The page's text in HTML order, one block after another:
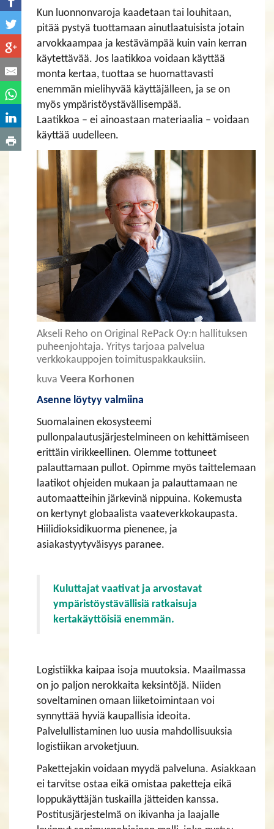
Kun luonnonvaroja kaadetaan tai louhitaan,
pitää pystyä tuottamaan ainutlaatuisista jotain
arvokkaampaa ja kestävämpää kuin vain kerran
käytettävää. Jos laatikkoa voidaan käyttää
monta kertaa, tuottaa se huomattavasti
enemmän mielihyvää käyttäjälleen, ja se on
myös ympäristöystävällisempää.
Laatikkoa – ei ainoastaan materiaalia – voidaan
käyttää uudelleen.
Akseli Reho on Original RePack Oy:n hallituksen
puheenjohtaja. Yritys tarjoaa palvelua
verkkokauppojen toimituspakkauksiin.
kuva Veera Korhonen
Asenne löytyy valmiina
Suomalainen ekosysteemi
pullonpalautusjärjestelmineen on kehittämiseen
erittäin virikkeellinen. Olemme tottuneet
palauttamaan pullot. Opimme myös taittelemaan
laatikot ohjeiden mukaan ja palauttamaan ne
automaatteihin järkevinä nippuina. Kokemusta
on kertynyt globaalista vaateverkkokaupasta.
Hiilidioksidikuorma pienenee, ja
asiakastyytyväisyys paranee.
Kuluttajat vaativat ja arvostavat
ympäristöystävällisiä ratkaisuja
kertakäyttöisiä enemmän.
Logistiikka kaipaa isoja muutoksia. Maailmassa
on jo paljon nerokkaita keksintöjä. Niiden
soveltaminen omaan liiketoimintaan voi
synnyttää hyviä kaupallisia ideoita.
Palvelullistaminen luo uusia mahdollisuuksia
logistiikan arvoketjuun.
Pakettejakin voidaan myydä palveluna. Asiakkaan
ei tarvitse ostaa eikä omistaa paketteja eikä
loppukäyttäjän tuskailla jätteiden kanssa.
Postitusjärjestelmä on ikivanha ja laajalle